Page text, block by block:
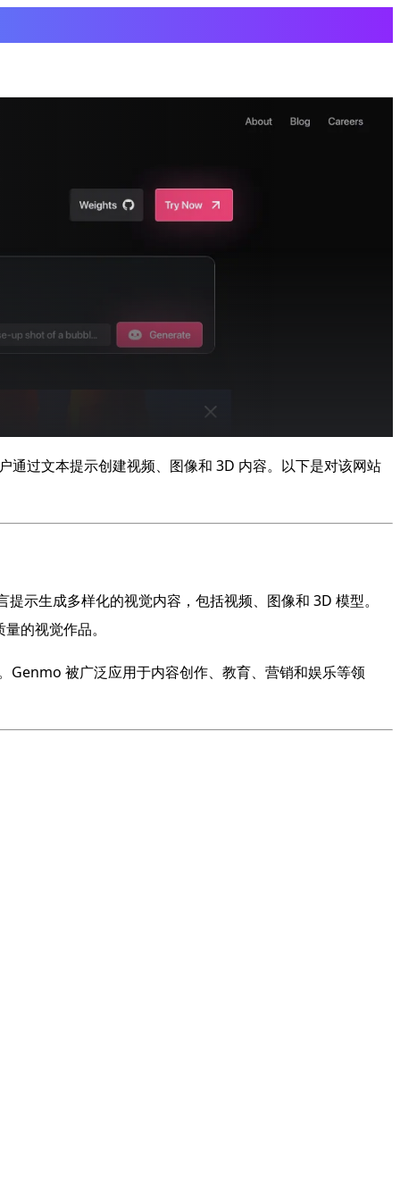
通过文本提示创建视频、图像和 3D 内容。以下是对该网站
示生成多样化的视觉内容，包括视频、图像和 3D 模型。
的视觉作品。
被广泛应用于内容创作、教育、营销和娱乐等领